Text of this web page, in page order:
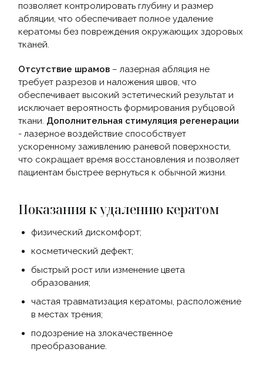
позволяет контролировать глубину и размер
абляции, что обеспечивает полное удаление
кератомы без повреждения окружающих здоровых
тканей.
Отсутствие шрамов – лазерная абляция не
требует разрезов и наложения швов, что
обеспечивает высокий эстетический результат и
исключает вероятность формирования рубцовой
ткани. Дополнительная стимуляция регенерации
- лазерное воздействие способствует
ускоренному заживлению раневой поверхности,
что сокращает время восстановления и позволяет
пациентам быстрее вернуться к обычной жизни.
Показания к удалению кератом
физический дискомфорт;
косметический дефект;
быстрый рост или изменение цвета
образования;
частая травматизация кератомы, расположение
в местах трения;
подозрение на злокачественное
преобразование.